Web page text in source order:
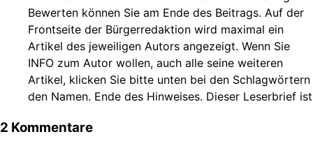
Bewerten können Sie am Ende des Beitrags. Auf der
Frontseite der Bürgerredaktion wird maximal ein
Artikel des jeweiligen Autors angezeigt. Wenn Sie
INFO zum Autor wollen, auch alle seine weiteren
Artikel, klicken Sie bitte unten bei den Schlagwörtern
den Namen. Ende des Hinweises. Dieser Leserbrief ist
2 Kommentare